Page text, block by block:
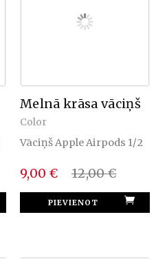
Melnā krāsa vāciņš
Color
Vāciņš Apple Airpods 1/2
9,00 € 12,00 €